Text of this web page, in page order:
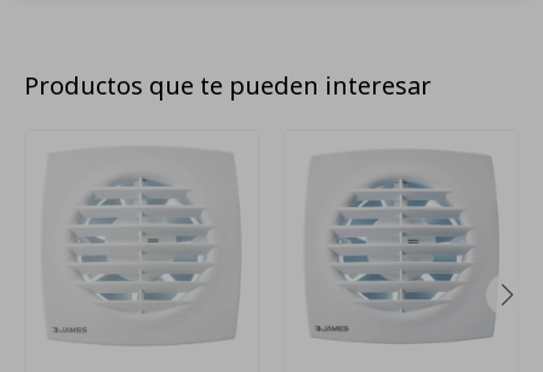
Productos que te pueden interesar